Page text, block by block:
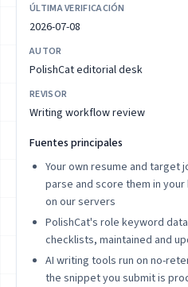
ÚLTIMA VERIFICACIÓN
2026-07-08
AUTOR
PolishCat editorial desk
REVISOR
Writing workflow review
Fuentes principales
Your own resume and
parse and score them in
on our servers
PolishCat's role keyword
checklists, maintained and
AI writing tools run on no-
the snippet you submit is